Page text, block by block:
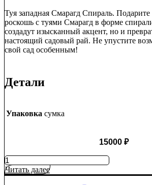
Туя западная Смарагд Спираль. Подарите
роскошь с туями Смарагд в форме
создадут изысканный акцент, но и
настоящий садовый рай. Не упустите
свой сад особенным!
Детали
Упаковка сумка
15000 ₽
Количество
товара
Туя
Читать далее